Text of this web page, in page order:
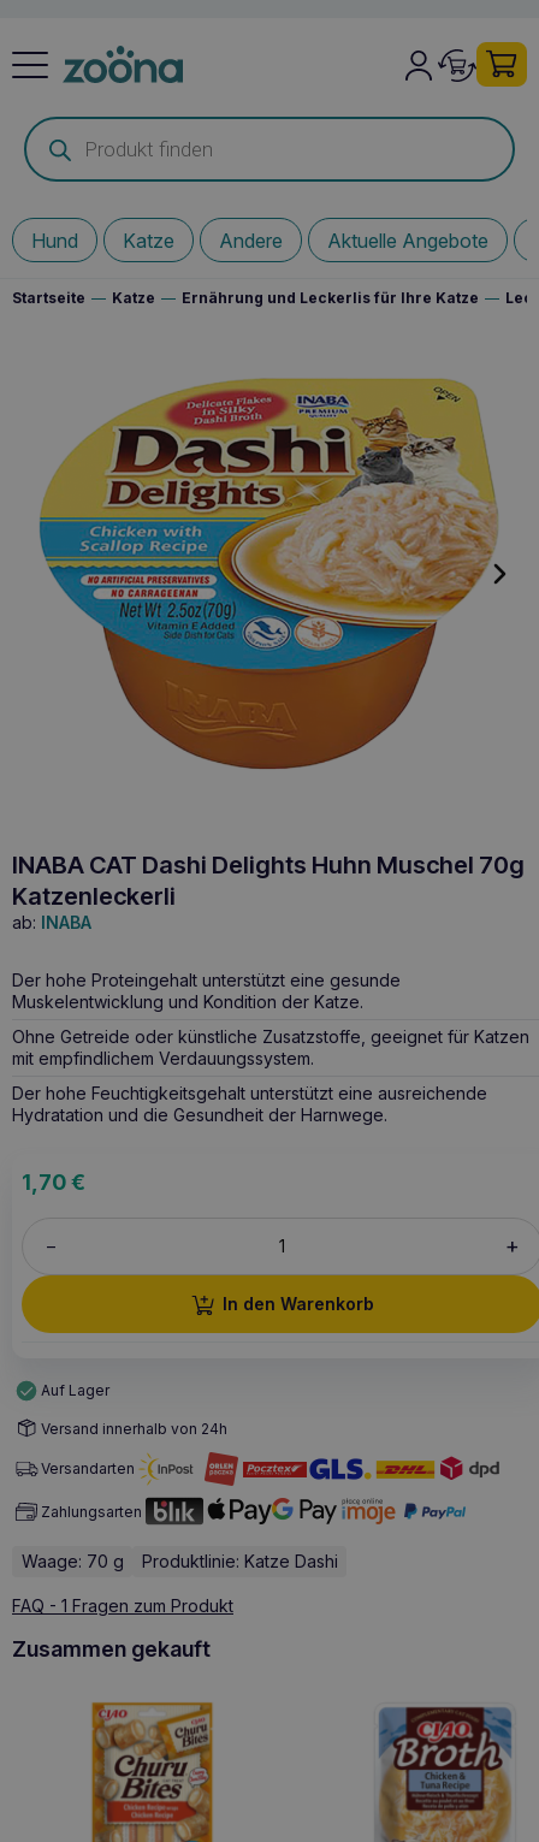
Products
search
Hund Katze Andere Aktuelle Angebote
Startseite — Katze — Ernährung und Leckerlis für Ihre Katze —
INABA CAT Dashi Delights Huhn Muschel 70g
Katzenleckerli
ab: INABA
Der hohe Proteingehalt unterstützt eine gesunde
Muskelentwicklung und Kondition der Katze.
Ohne Getreide oder künstliche Zusatzstoffe, geeignet für Katzen
mit empfindlichem Verdauungssystem.
Der hohe Feuchtigkeitsgehalt unterstützt eine ausreichende
Hydratation und die Gesundheit der Harnwege.
1,70€
– +
In den Warenkorb
Auf Lager
Versand innerhalb von 24h
Versandarten
Zahlungsarten
Waage: 70 g Produktlinie: Katze Dashi
FAQ - 1 Fragen zum Produkt
Zusammen gekauft